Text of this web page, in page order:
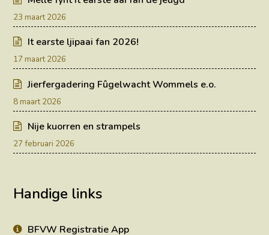
23 maart 2026
It earste ljipaai fan 2026!
17 maart 2026
Jierfergadering Fûgelwacht Wommels e.o.
8 maart 2026
Nije kuorren en strampels
27 februari 2026
Handige links
BFVW Registratie App